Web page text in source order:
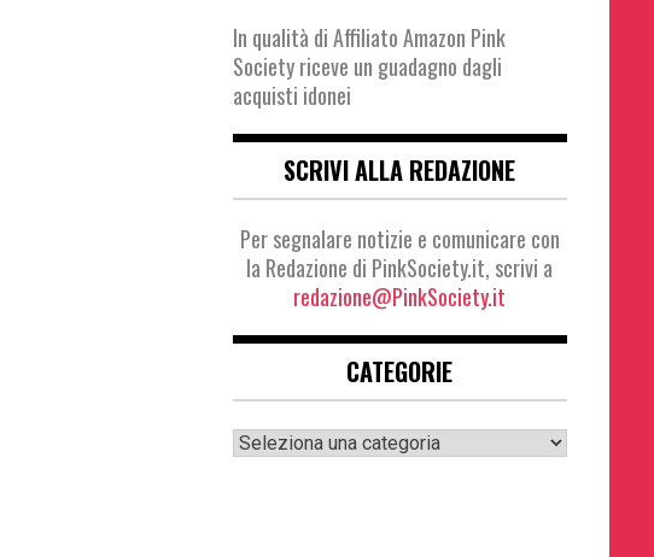
In qualità di Affiliato Amazon Pink
Society riceve un guadagno dagli
acquisti idonei
SCRIVI ALLA REDAZIONE
Per segnalare notizie e comunicare con
la Redazione di PinkSociety.it, scrivi a
redazione@PinkSociety.it
CATEGORIE
Categorie